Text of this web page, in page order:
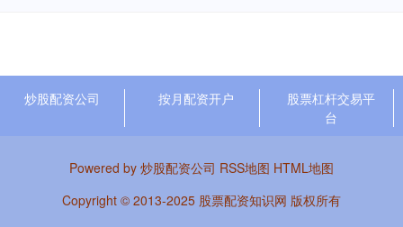
炒股配资公司 按月配资开户
股票杠杆交易平
台
Powered by 炒股配资公司 RSS地图 HTML地图
Copyright © 2013-2025 股票配资知识网 版权所有